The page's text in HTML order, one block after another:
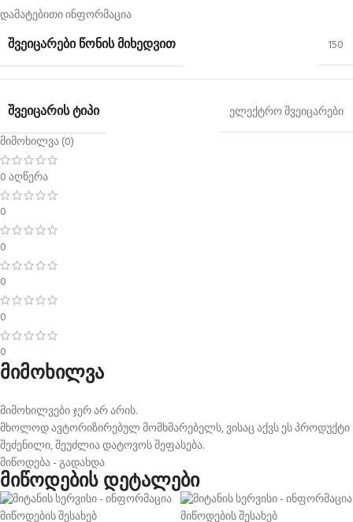
დამატებითი ინფორმაცია
ᲨᲕᲔᲘᲪᲐᲠᲔᲑᲘ ᲬᲝᲜᲘᲡ ᲛᲘᲮᲔᲓᲕᲘᲗ 150
ᲨᲕᲔᲘᲪᲐᲠᲘᲡ ᲢᲘᲞᲘ
ელექტრო შვეიცარები
მიმოხილვა (0)
0 აღწერა
0
0
0
0
0
მიმოხილვა
მიმოხილვები ჯერ არ არის.
მხოლოდ ავტორიზირებულ მომხმარებელს, ვისაც აქვს ეს პროდუქტი
შეძენილი, შეუძლია დატოვოს შეფასება.
მიწოდება - გადახდა
მიწოდების დეტალები